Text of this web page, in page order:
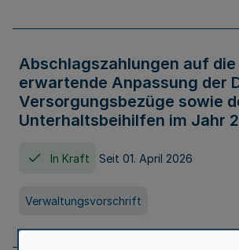
Abschlagszahlungen auf die
erwartende Anpassung der
Versorgungsbezüge sowie
Unterhaltsbeihilfen im Jahr
In Kraft Seit 01. April 2026
Verwaltungsvorschrift